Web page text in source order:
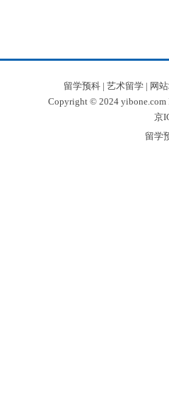
留学预科| 艺术留学| 网
Copyright © 2024 yibone.com
京
留学